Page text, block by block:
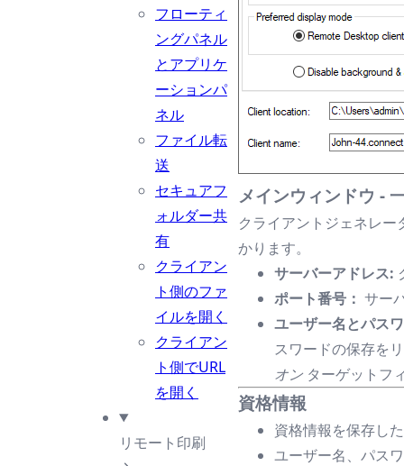
フローティ
ングパネル
とアプリケ
ーションパ
ネル
ファイル転
送
セキュアフ
ォルダー共
有
クライアン
ト側のファ
イルを開く
クライアン
ト側でURL
を開く
リモート印刷
メインウィンドウ -
クライアントジェネレ
かります。
サーバーアドレス:
ポート番号： サー
ユーザー名とパス
スワードの保存を
オン ターゲットフ
資格情報
資格情報を保存し
ユーザー名、パス